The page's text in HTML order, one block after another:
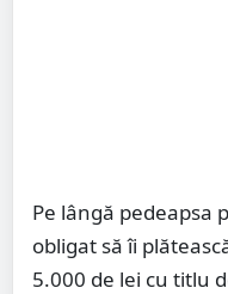
Pe lângă pedeapsa
obligat să îi
5.000 de lei cu titlu